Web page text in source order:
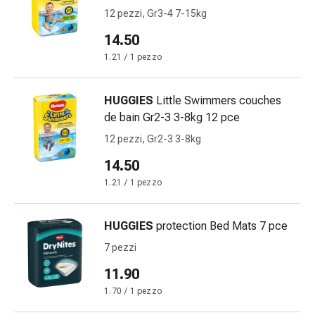
Nausea
vomito
Digestione,
gonfiore
crampi
Trattamento
medico
prurito
verruche
Micosi
12 pezzi, Gr3-4 7-15kg
14.50
1.21 / 1 pezzo
HUGGIES Little Swimmers couches
de bain Gr2-3 3-8kg 12 pce
12 pezzi, Gr2-3 3-8kg
14.50
1.21 / 1 pezzo
HUGGIES protection Bed Mats 7 pce
7 pezzi
11.90
1.70 / 1 pezzo